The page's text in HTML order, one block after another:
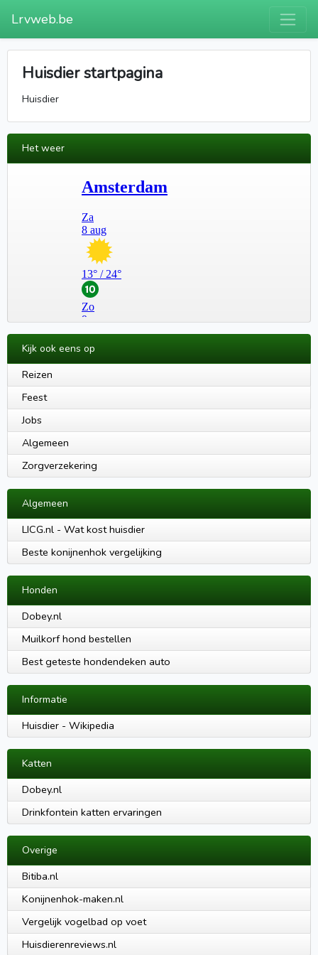
Lrvweb.be
Huisdier startpagina
Huisdier
Het weer
Kijk ook eens op
Reizen
Feest
Jobs
Algemeen
Zorgverzekering
Algemeen
LICG.nl - Wat kost huisdier
Beste konijnenhok vergelijking
Honden
Dobey.nl
Muilkorf hond bestellen
Best geteste hondendeken auto
Informatie
Huisdier - Wikipedia
Katten
Dobey.nl
Drinkfontein katten ervaringen
Overige
Bitiba.nl
Konijnenhok-maken.nl
Vergelijk vogelbad op voet
Huisdierenreviews.nl